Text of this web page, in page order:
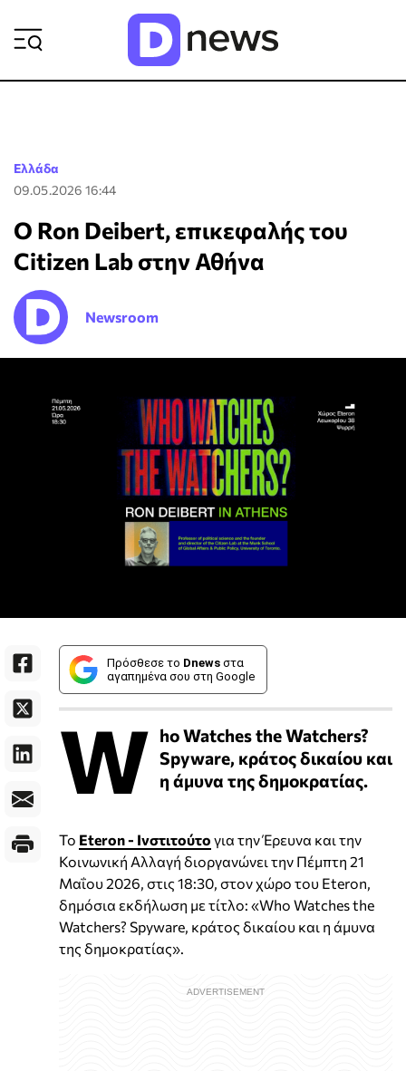
Ελλάδα
09.05.2026 16:44
O Ron Deibert, επικεφαλής του
Citizen Lab στην Αθήνα
Newsroom
Πρόσθεσε το Dnews στα
αγαπημένα σου στη Google
W ho Watches the Watchers?
Spyware, κράτος δικαίου και
η άμυνα της δημοκρατίας.
Το Eteron - Ινστιτούτο για την Έρευνα και την
Κοινωνική Αλλαγή διοργανώνει την Πέμπτη 21
Μαΐου 2026, στις 18:30, στον χώρο του Eteron,
δημόσια εκδήλωση με τίτλο: «Who Watches the
Watchers? Spyware, κράτος δικαίου και η άμυνα
της δημοκρατίας».